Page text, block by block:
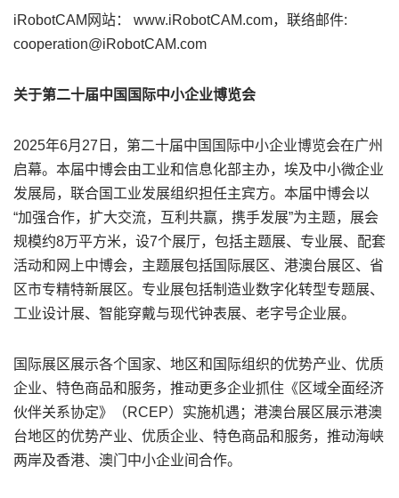
iRobotCAM网站： www.iRobotCAM.com，联络邮件:
cooperation@iRobotCAM.com
关于第二十届中国国际中小企业博览会
2025年6月27日，第二十届中国国际中小企业博览会在广州
启幕。本届中博会由工业和信息化部主办，埃及中小微企业
发展局，联合国工业发展组织担任主宾方。本届中博会以
“加强合作，扩大交流，互利共赢，携手发展”为主题，展会
规模约8万平方米，设7个展厅，包括主题展、专业展、配套
活动和网上中博会，主题展包括国际展区、港澳台展区、省
区市专精特新展区。专业展包括制造业数字化转型专题展、
工业设计展、智能穿戴与现代钟表展、老字号企业展。
国际展区展示各个国家、地区和国际组织的优势产业、优质
企业、特色商品和服务，推动更多企业抓住《区域全面经济
伙伴关系协定》（RCEP）实施机遇；港澳台展区展示港澳
台地区的优势产业、优质企业、特色商品和服务，推动海峡
两岸及香港、澳门中小企业间合作。